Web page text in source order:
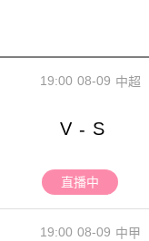
08-09
19:00 中超
V - S
直播中
08-09
19:00 中甲